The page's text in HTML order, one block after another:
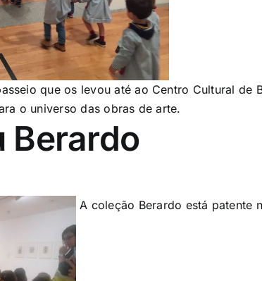
que os levou até ao Centro Cultural de
o universo das obras de arte.
Berardo
A coleção Berardo está patente